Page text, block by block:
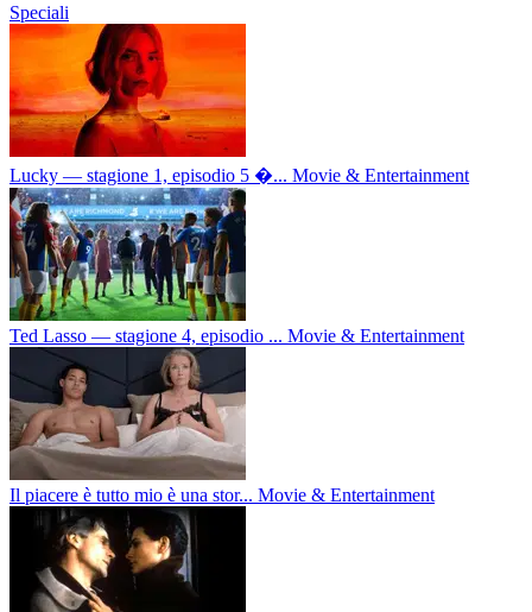
Speciali
Lucky — stagione 1, episodio 5 �... Movie & Entertainment
Ted Lasso — stagione 4, episodio ... Movie & Entertainment
Il piacere è tutto mio è una stor... Movie & Entertainment